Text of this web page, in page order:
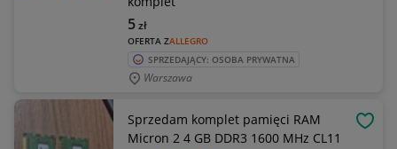
OFERTA ZALLEGRO
5zł
SPRZEDAJĄCY: OSOBA PRYWATNA
Warszawa
Sprzedam komplet pamięci RAM
Micron 2 4 GB DDR3 1600 MHz CL11